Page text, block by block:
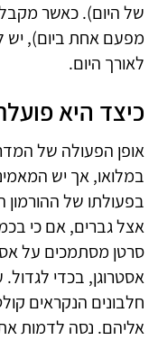
של היום). כאשר
מפעם אחת ביום), יש
לאורך היום.
כיצד היא
אופן הפעולה של
במלואו, אך יש
בפעולתו של ההורמון
אצל גברים, אם כי
סרטן מסתמכים על
אסטרוגן, בכדי
חלבונים הנקראים
אליהם. נסה לדמות